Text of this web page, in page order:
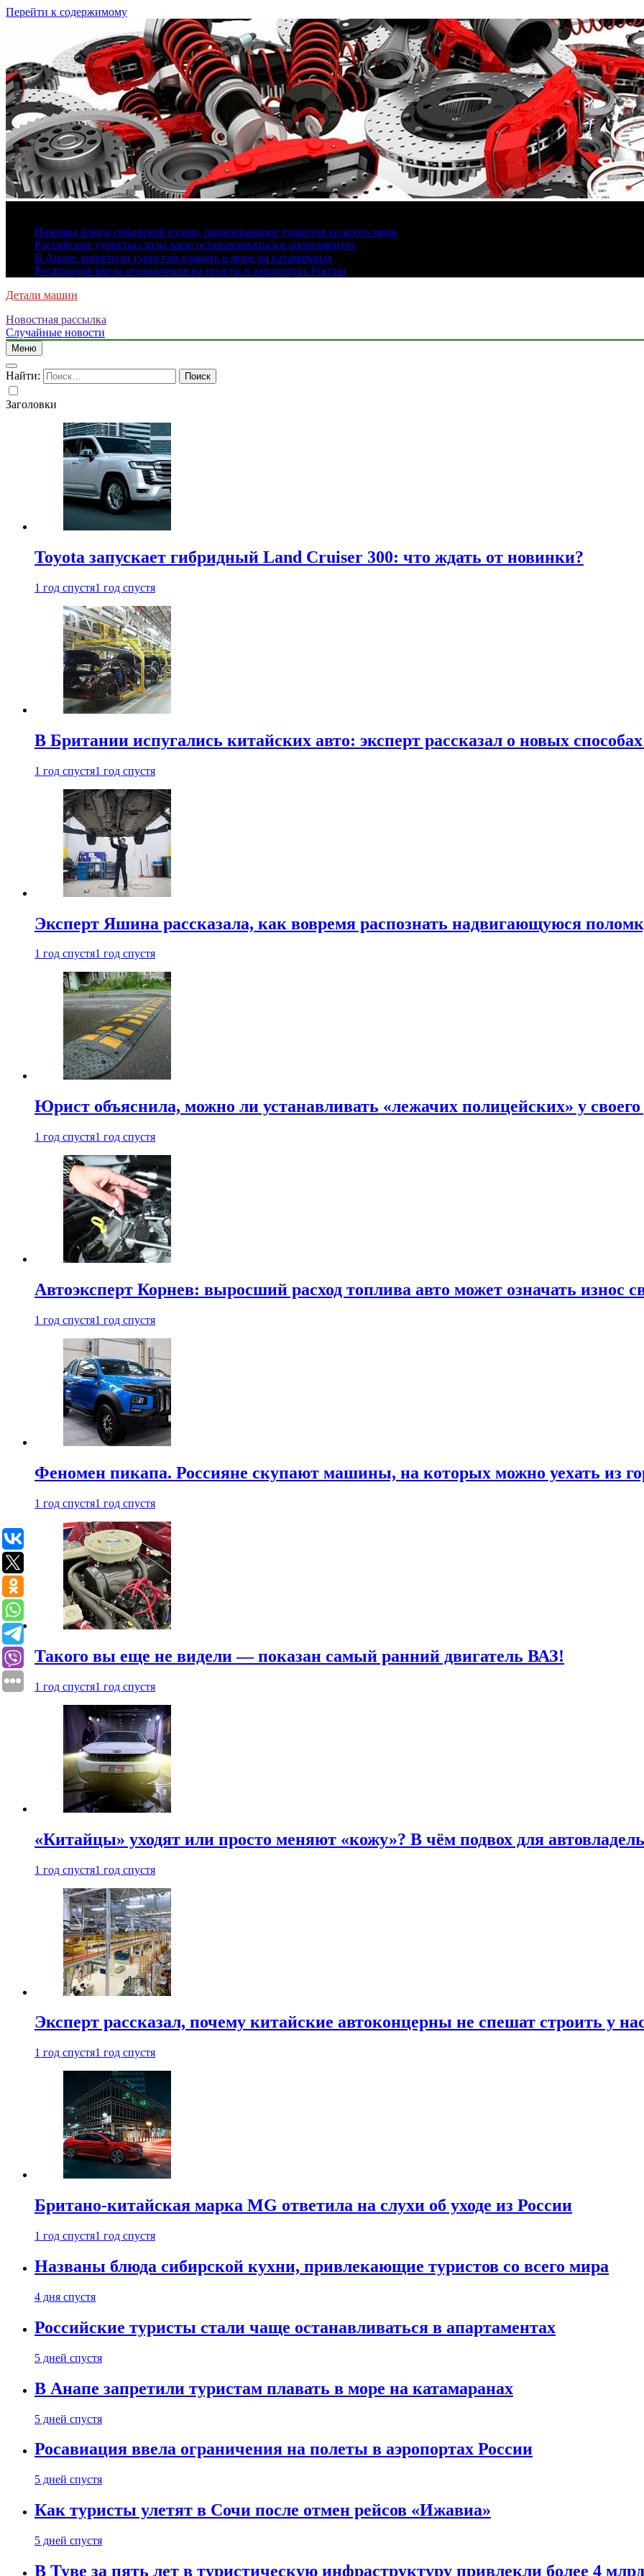
Перейти к содержимому
Названы блюда сибирской кухни, привлекающие туристов со всего мира
Российские туристы стали чаще останавливаться в апартаментах
В Анапе запретили туристам плавать в море на катамаранах
Росавиация ввела ограничения на полеты в аэропортах России
Детали машин
Новостная рассылка
Случайные новости
Меню
Найти:
Заголовки
Toyota запускает гибридный Land Cruiser 300: что ждать от новинки?
1 год спустя1 год спустя
В Британии испугались китайских авто: эксперт рассказал о новых
1 год спустя1 год спустя
Эксперт Яшина рассказала, как вовремя распознать надвигающуюся
1 год спустя1 год спустя
Юрист объяснила, можно ли устанавливать «лежачих полицейских» у
1 год спустя1 год спустя
Автоэксперт Корнев: выросший расход топлива авто может означать износ
1 год спустя1 год спустя
Феномен пикапа. Россияне скупают машины, на которых можно уехать из
1 год спустя1 год спустя
Такого вы еще не видели — показан самый ранний двигатель ВАЗ!
1 год спустя1 год спустя
«Китайцы» уходят или просто меняют «кожу»? В чём подвох для
1 год спустя1 год спустя
Эксперт рассказал, почему китайские автоконцерны не спешат строить у
1 год спустя1 год спустя
Британо-китайская марка MG ответила на слухи об уходе из России
1 год спустя1 год спустя
Названы блюда сибирской кухни, привлекающие туристов со всего мира
4 дня спустя
Российские туристы стали чаще останавливаться в апартаментах
5 дней спустя
В Анапе запретили туристам плавать в море на катамаранах
5 дней спустя
Росавиация ввела ограничения на полеты в аэропортах России
5 дней спустя
Как туристы улетят в Сочи после отмен рейсов «Ижавиа»
5 дней спустя
В Туве за пять лет в туристическую инфраструктуру привлекли более 4